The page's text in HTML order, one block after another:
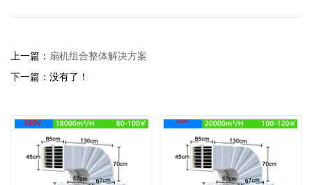
上一篇： 扇机组合整体解决方案
下一篇：没有了！